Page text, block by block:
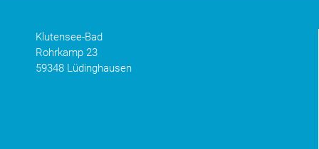
Klutensee-Bad
Rohrkamp 23
59348 Lüdinghausen